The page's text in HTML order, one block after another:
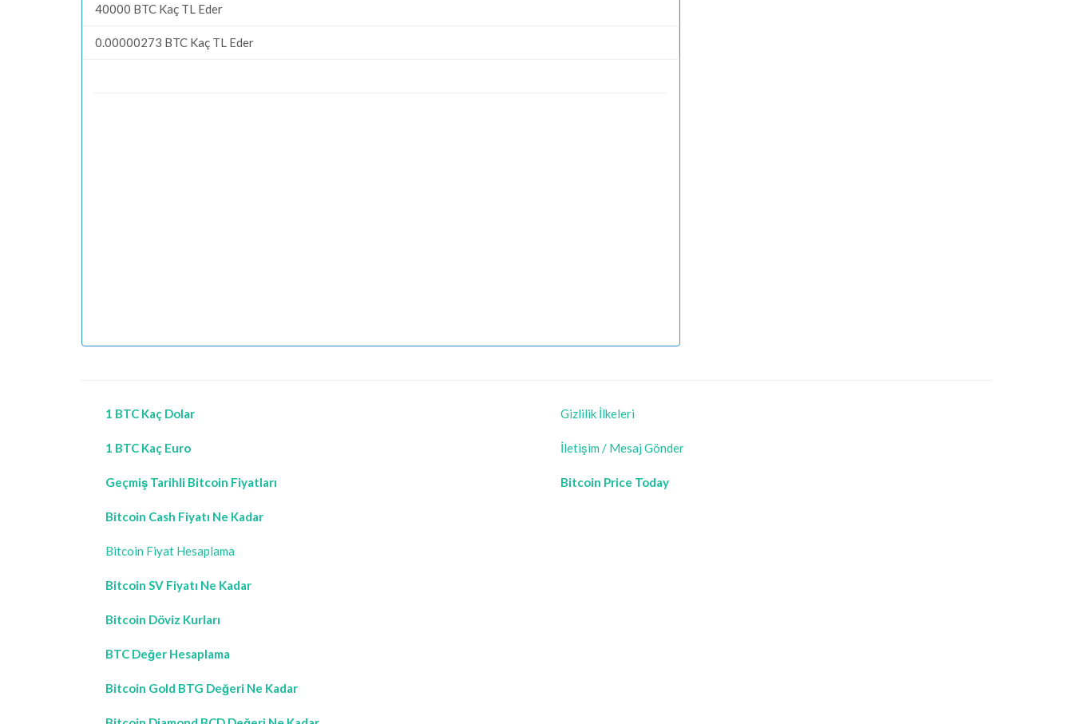
40000 BTC Kaç TL Eder
0.00000273 BTC Kaç TL Eder
1 BTC Kaç Dolar
1 BTC Kaç Euro
Geçmiş Tarihli Bitcoin Fiyatları
Bitcoin Cash Fiyatı Ne Kadar
Bitcoin Fiyat Hesaplama
Bitcoin SV Fiyatı Ne Kadar
Bitcoin Döviz Kurları
BTC Değer Hesaplama
Bitcoin Gold BTG Değeri Ne Kadar
Gizlilik İlkeleri
İletişim / Mesaj Gönder
Bitcoin Price Today